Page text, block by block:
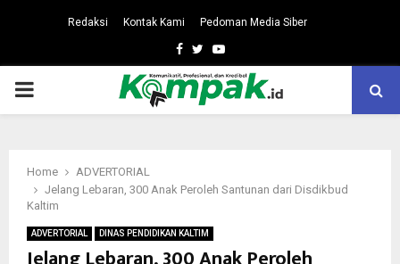
Redaksi Kontak Kami Pedoman Media Siber
Facebook
TwitterYoutube
PRIMARY
Home
ADVERTORIAL
Jelang Lebaran, 300 Anak Peroleh Santunan dari Disdikbud
Kaltim
ADVERTORIAL DINAS PENDIDIKAN KALTIM